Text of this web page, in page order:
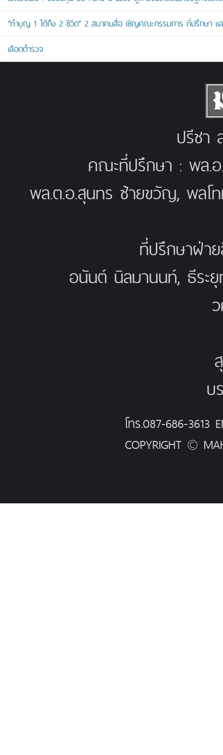
“ทำบุญ 1 ได้ถึง 2 ชีวิต” 2 สมาคมสื่อ เชิญคณะกรรมการ ที่ปรึกษา แ
เลือดตำรวจ
ปรีชา
คณะที่ปรึกษา : พล.
พล.ต.อ.สุนทร ซ้ายขวัญ, พล
ที่ปรึกษาฝ่า
อนันต์ นิลมานนท์, ธีร
บ
โทร.087-686-3613
COPYRIGHT ©